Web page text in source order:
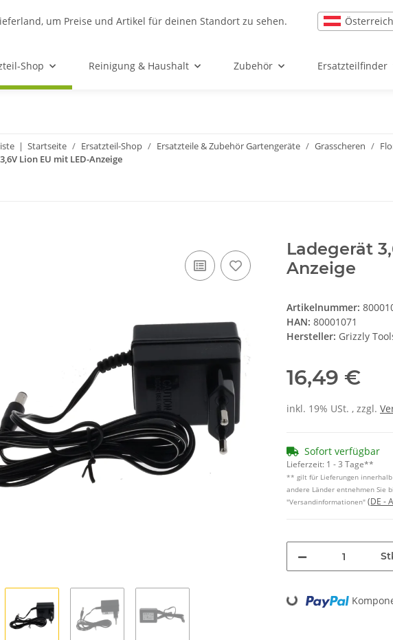
um Preise und Artikel für deinen Standort zu sehen. Österreich
Shop Reinigung & Haushalt Zubehör Ersatzteilfinder
Startseite Ersatzteil-Shop Ersatzteile & Zubehör Gartengeräte Grasscheren
Lion EU mit LED-Anzeige
Ladegerät
Anzeige
Artikelnummer:
HAN: 80001071
Hersteller: Grizzly
16,49 €
inkl. 19% USt. , zzgl.
Sofort verfügbar
Lieferzeit: 1 - 3 Tage**
** gilt für Lieferungen
andere Länder entnehmen Sie
"Versandinformationen" (DE -
Loading...